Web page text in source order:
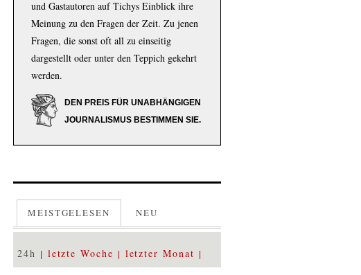
und Gastautoren auf Tichys Einblick ihre
Meinung zu den Fragen der Zeit. Zu jenen
Fragen, die sonst oft all zu einseitig
dargestellt oder unter den Teppich gekehrt
werden.
DEN PREIS FÜR UNABHÄNGIGEN
JOURNALISMUS BESTIMMEN SIE.
MEISTGELESEN NEU
24h letzte Woche letzter Monat